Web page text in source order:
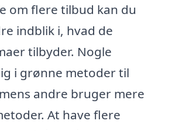
om flere tilbud kan du
indblik i, hvad de
tilbyder. Nogle
i grønne metoder til
andre bruger mere
At have flere